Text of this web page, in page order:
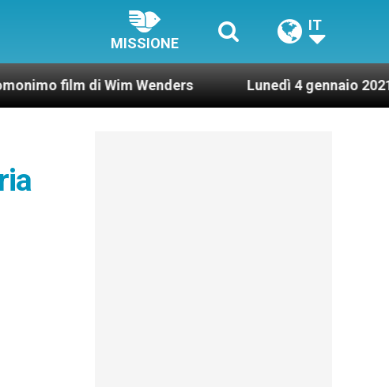
MISSIONE
IT
di Wim Wenders Lunedì 4 gennaio 2021: